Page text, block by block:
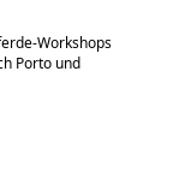
Workshops
Porto und